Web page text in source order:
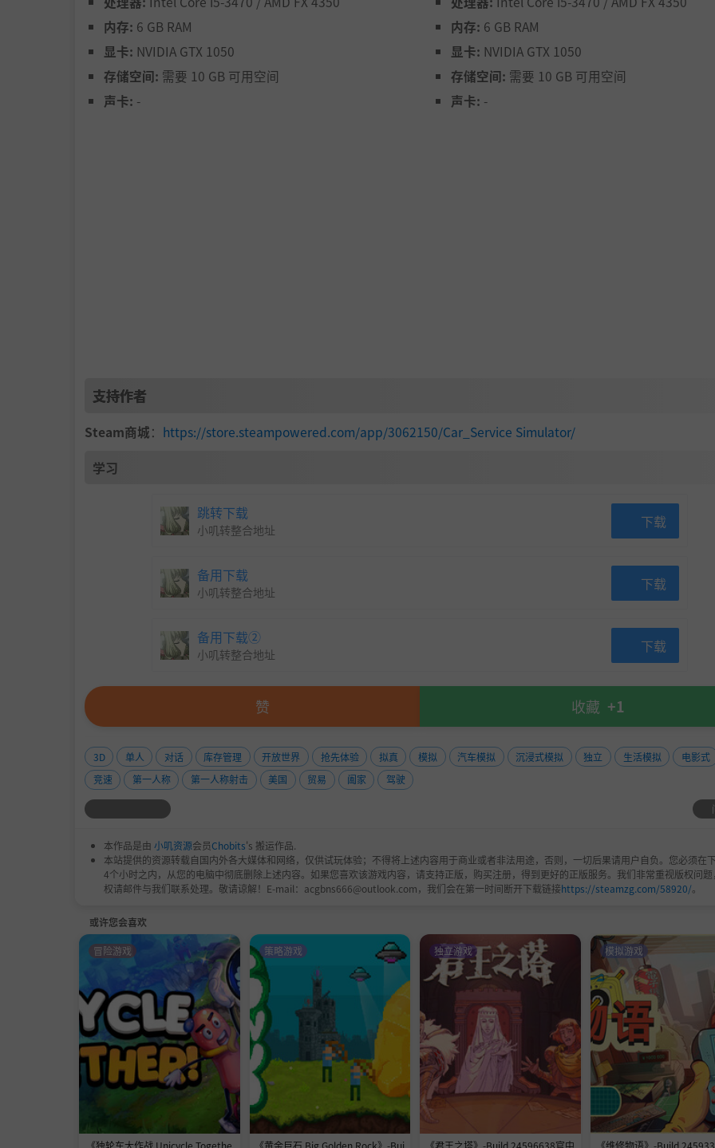
立良好声誉。
战略管理，实现商业成功:
使用高效的谈判系统，提高客户满意度。倾听客户需求，达成交易，最大化收益。做出关键决策，扩大业务，
领袖。
探索充满机遇的开放世界.
国！
打造你的汽车维修帝国，掌握维修技能，提升客户满意度！
改装、修理、清洗，管理你的梦想车行。立即将 Car Service Simulator 加入愿望清单！
内存: 6 GB RAM
显卡: NVIDIA GTX 1050
存储空间: 需要 10 GB 可用空间
声卡: -
内存: 6 GB RAM
显卡: NVIDIA GTX 1050
存储空间: 需要 10 GB 可用空间
声卡: -
支持作者
Steam商城： https://store.steampowered.com/app/3062150/Car_Service Simulator/
学习
跳转下载
小叽转整合地址 下载
备用下载
小叽转整合地址 下载
备用下载②
小叽转整合地址 下载
赞 收藏 +1
3D 单人 对话 库存管理 开放世界 抢先体验 拟真 模拟 汽车模拟 沉浸式模拟 独立 生活模拟
电影式
竞速
第一人称 第一人称射击 美国 贸易 阖家 驾驶
本作品是由 小叽资源会员Chobits's 搬运作品.
本站提供的资源转载自国内外各大媒体和网络，仅供试玩体验；不得将上述内容用于商业或者非法用途，否则，一切后果请用户自负。您必须在
4个小时之内，从您的电脑中彻底删除上述内容。如果您喜欢该游戏内容，请支持正版，购买注册，得到更好的正版服务。我们非常重视版权问
权请邮件与我们联系处理。敬请谅解！E-mail：acgbns666@outlook.com，我们会在第一时间断开下载链接https://steamzg.com/58920/。
或许您会喜欢
《独轮车大作战 Unicycle Togethe
冒险游戏
《黄金巨石 Big Golden Rock》-Bui
策略游戏
《君王之塔》-Build 24596638官中
独立游戏
《维修物语》-Build
模拟游戏